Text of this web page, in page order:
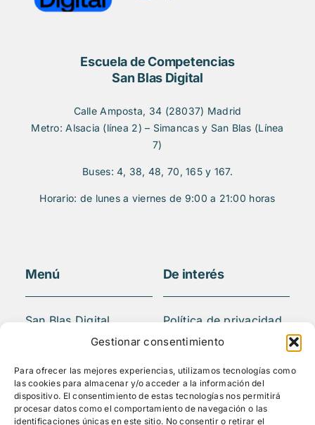
Gestionar consentimiento
Para ofrecer las mejores experiencias, utilizamos tecnologías como
las cookies para almacenar y/o acceder a la información del
dispositivo. El consentimiento de estas tecnologías nos permitirá
procesar datos como el comportamiento de navegación o las
identificaciones únicas en este sitio. No consentir o retirar el
Escuela de Competencias
San Blas Digital
Calle Amposta, 34 (28037) Madrid
Metro: Alsacia (línea 2) – Simancas y San Blas (Línea
7)
Buses: 4, 38, 48, 70, 165 y 167.
Horario: de lunes a viernes de 9:00 a 21:00 horas
Menú
San Blas Digital
Quiénes somos
Actividades
Blog
Mediateca
De interés
Política de privacidad
Aviso legal